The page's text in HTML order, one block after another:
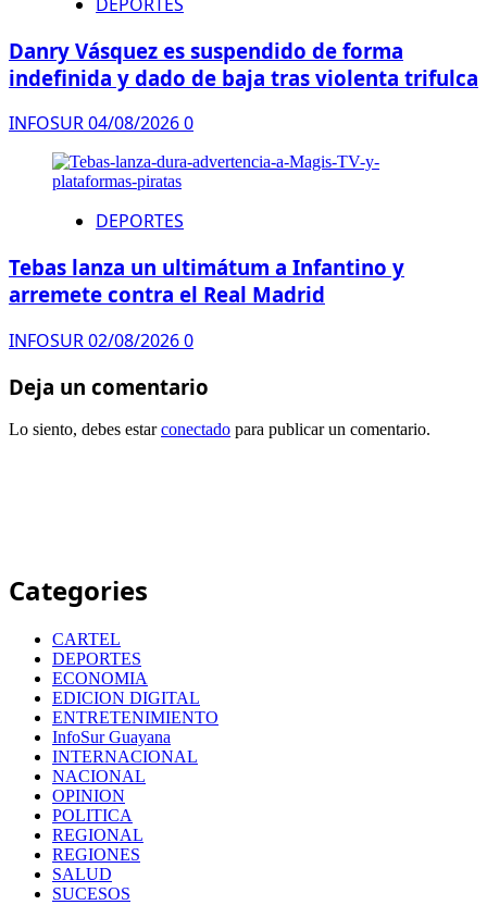
Danry Vásquez es suspendido de forma
indefinida y dado de baja tras violenta trifulca
INFOSUR04/08/20260
DEPORTES
Tebas lanza un ultimátum a Infantino y
arremete contra el Real Madrid
INFOSUR02/08/20260
Deja un comentario
Lo siento, debes estarconectado para publicar un comentario.
Categories
CARTEL
DEPORTES
ECONOMIA
EDICION DIGITAL
ENTRETENIMIENTO
InfoSur Guayana
INTERNACIONAL
NACIONAL
OPINION
POLITICA
REGIONAL
REGIONES
SALUD
SUCESOS